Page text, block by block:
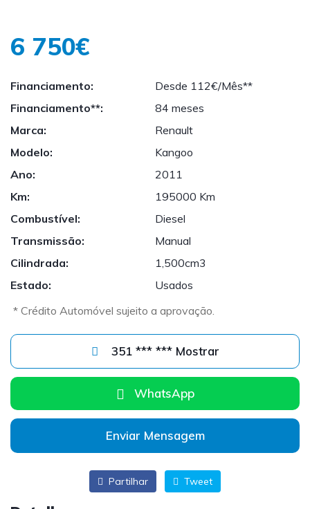
6 750€
Financiamento:
Desde 112€/Mês**
Financiamento**:
84 meses
Marca:
Renault
Modelo:
Kangoo
Ano:
2011
Km:
195000 Km
Combustível:
Diesel
Transmissão:
Manual
Cilindrada:
1,500cm3
Estado:
Usados
* Crédito Automóvel sujeito a aprovação.
351 *** *** Mostrar
WhatsApp
Enviar Mensagem
Partilhar Tweet